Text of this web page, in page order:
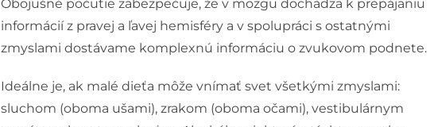
Obojušné počutie zabezpečuje, že v mozgu dochádza k prepájaniu
informácií z pravej a ľavej hemisféry a v spolupráci s ostatnými
zmyslami dostávame komplexnú informáciu o zvukovom podnete.
Ideálne je, ak malé dieťa môže vnímať svet všetkými zmyslami:
sluchom (oboma ušami), zrakom (oboma očami), vestibulárnym